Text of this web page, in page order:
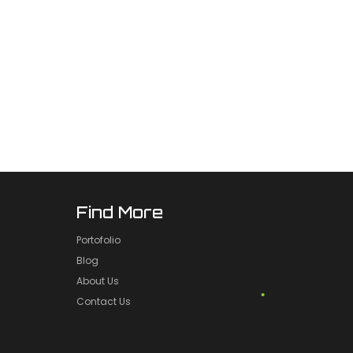
Find More
Portofolio
Blog
About Us
Contact Us